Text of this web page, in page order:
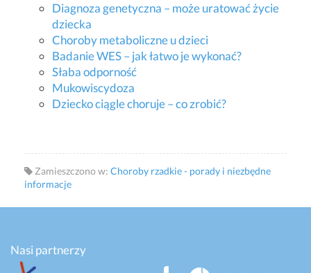
Diagnoza genetyczna – może uratować życie
dziecka
Choroby metaboliczne u dzieci
Badanie WES – jak łatwo je wykonać?
Słaba odporność
Mukowiscydoza
Dziecko ciągle choruje – co zrobić?
Zamieszczono w: Choroby rzadkie - porady i niezbędne
informacje
Nasi partnerzy